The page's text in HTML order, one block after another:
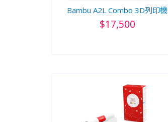
Bambu A2L Combo 3D列印機
$17,500